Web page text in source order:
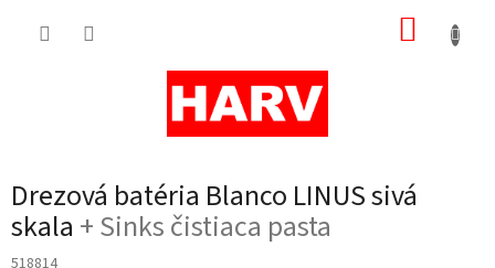
Drezová batéria Blanco LINUS sivá
skala + Sinks čistiaca pasta